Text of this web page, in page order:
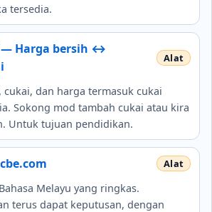
tersedia.
— Harga bersih ↔
cukai, dan harga termasuk cukai
Sokong mod tambah cukai atau kira
Untuk tujuan pendidikan.
Melayu yang ringkas.
terus dapat keputusan, dengan